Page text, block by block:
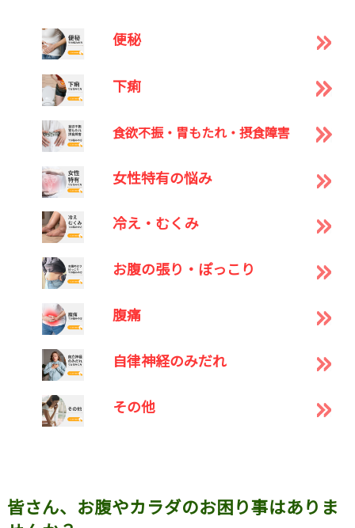
便秘
下痢
食欲不振・胃もたれ・摂食障害
女性特有の悩み
冷え・むくみ
お腹の張り・ぽっこり
腹痛
自律神経のみだれ
その他
皆さん、お腹やカラダのお困り事はありま